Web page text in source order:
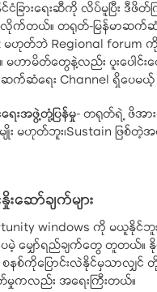
ခြားရေးဆီကို လိပ်မူပြီး ဒီ
တယ်။ တရုတ်-မြန်မာဆက်ဆံရ
ဟုတ်ဘဲ Regional forum ကို
ဟာမိတ်တွေနဲ့လည်း ပူးပေါ
က်ဆံရေး Channel ရှိပေမ
ေးအဖွဲ့တုံ့ပြန်မှု- တရုတ်ရဲ့ ဖိအား
မဟုတ်ဘူး၊Sustain ဖြစ်တဲ့
ဆော်ချက်များ
windows ကို မယူနိုင်
ေမဲ့ မျှော်ရည်ချက်တွေ တူတယ်
နစ်ကိုပြောင်းလဲနိုင်မှသာလျှင်
ကလည်း အရေးကြီးတယ်။